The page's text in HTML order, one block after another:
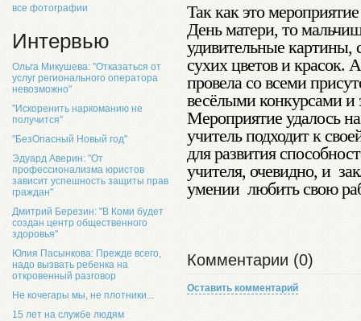
все фотографии
Интервью
Ольга Микушева: "Отказаться от
услуг регионального оператора
невозможно"
"Искоренить наркоманию не
получится"
"БезОпасный Новый год"
Эдуард Аверин: "От
профессионализма юристов
зависит успешность защиты прав
граждан"
Дмитрий Березин: "В Коми будет
создан центр общественного
здоровья"
Юлия Пасынкова: Прежде всего,
надо вызвать ребенка на
откровенный разговор
Не кочегары мы, не плотники...
15 лет на службе людям
Так как это
День матери, то
удивительные картины,
сухих цветов и красок.
провела со всеми
весёлыми конкурсами и
Мероприятие удалось
учитель подходит к
для развития
учителя, очевидно, и
умении любить
Комментарии (0)
Оставить комментарий